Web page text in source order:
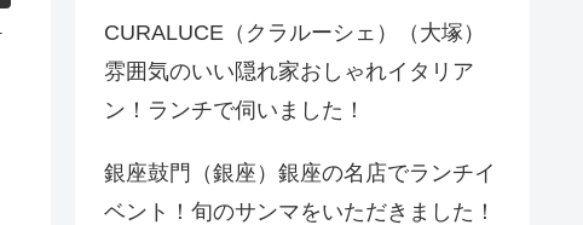
CURALUCE（クラルーシェ）（大塚）
雰囲気のいい隠れ家おしゃれイタリア
ン！ランチで伺いました！
銀座鼓門（銀座）銀座の名店でランチイ
ベント！旬のサンマをいただきました！